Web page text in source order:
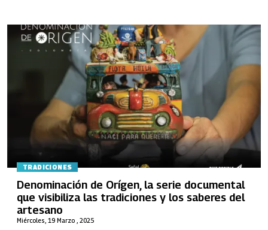
TRADICIONES
Miércoles, 19 Marzo , 2025
Denominación de Orígen, la serie documental
que visibiliza las tradiciones y los saberes del
artesano